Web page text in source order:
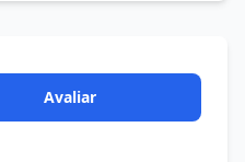
Avaliar